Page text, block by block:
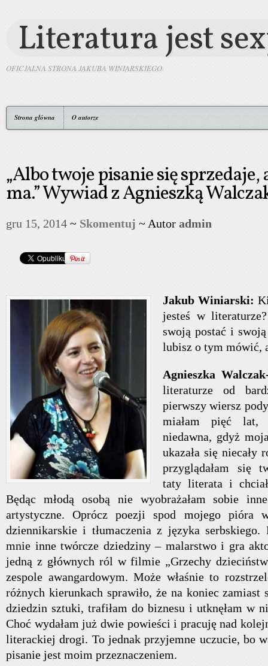
Literatura jest
OFICJALNA STRONA JAKUBA WINIARSKIEGO
Strona główna O autorze
„Albo twoje pisanie się sprzedaje,
ma.” Wywiad z Agnieszką
gru 15, 2014 ~ Skomentuj ~ Autor admin
Jakub Winiarski:
jesteś w
swoją postać i
lubisz o tym mówić,
Agnieszka
literaturze od
pierwszy wiersz
miałam pięć
niedawna, gdyż
ukazała się niecały
przyglądałam się
taty literata i
Będąc młodą osobą nie wyobrażałam sobie
artystyczne. Oprócz poezji spod mojego pióra
dziennikarskie i tłumaczenia z języka serbskiego.
mnie inne twórcze dziedziny – malarstwo i gra
jedną z głównych ról w filmie „Grzechy
zespole awangardowym. Może właśnie to
różnych kierunkach sprawiło, że na koniec
dziedzin sztuki, trafiłam do biznesu i utknęłam w
Choć wydałam już dwie powieści i pracuję nad
literackiej drogi. To jednak przyjemne uczucie, bo
pisanie jest moim przeznaczeniem.